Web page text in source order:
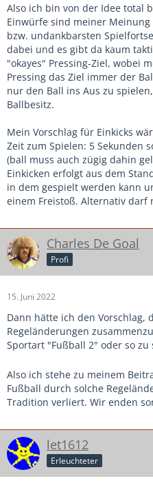
Also ich bin von der Idee total
Einwürfe sind meiner
bzw. undankbarsten
dabei und es gibt da kaum
"okayes" Pressing-Ziel, wobei
Pressing das Ziel immer der
nur den Ball ins Aus zu
Ballbesitz.
Mein Vorschlag für Einkicks
Zeit zum Spielen: 5 Sekunden
(ball muss auch zügig dahin
Einkicken erfolgt aus dem
in dem gespielt werden kann
einem Freistoß. Alternativ darf
Charles De Goal
Profi
15. Juni 2022
Dann hätte ich den Vorschlag,
Regeländerungen
Sportart "Fußball 2" oder so zu
Also ich stehe zu meinem
Fußball durch solche
Tradition verliert. Wir enden
let1612
Erleuchteter